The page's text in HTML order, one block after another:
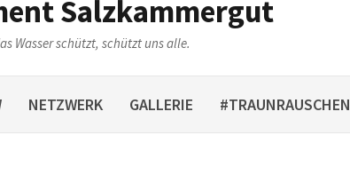
Salzkammergut
Wasser schützt, schützt uns alle.
NETZWERK GALLERIE #TRAUNRAUSCHEN